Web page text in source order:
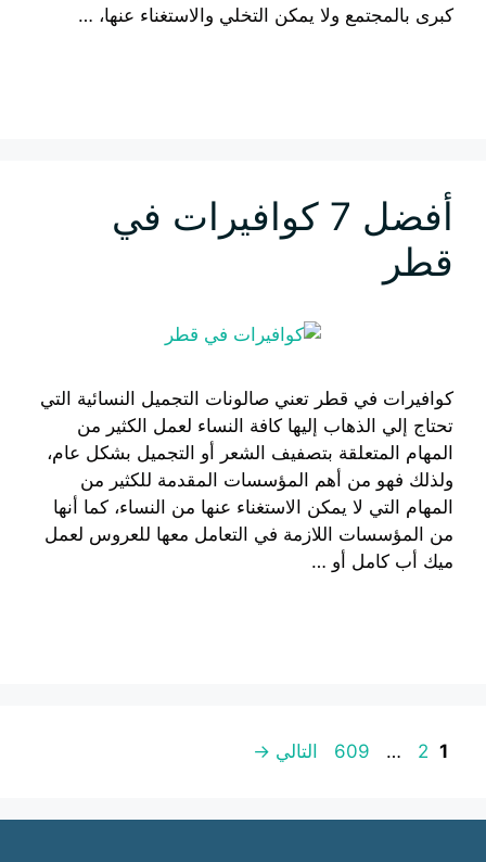
كبرى بالمجتمع ولا يمكن التخلي والاستغناء عنها، …
أفضل 7 كوافيرات في
قطر
كوافيرات في قطر تعني صالونات التجميل النسائية التي
تحتاج إلي الذهاب إليها كافة النساء لعمل الكثير من
المهام المتعلقة بتصفيف الشعر أو التجميل بشكل عام،
ولذلك فهو من أهم المؤسسات المقدمة للكثير من
المهام التي لا يمكن الاستغناء عنها من النساء، كما أنها
من المؤسسات اللازمة في التعامل معها للعروس لعمل
ميك أب كامل أو …
صفحة
1 صفحة
2
… صفحة
609 التالي →